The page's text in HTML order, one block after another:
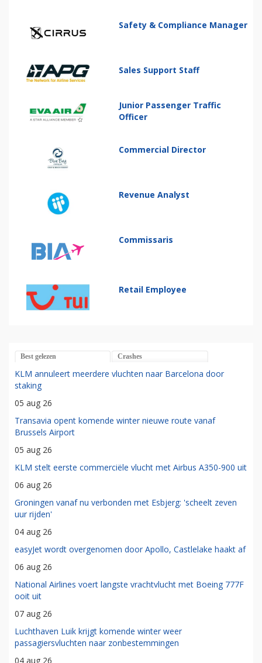
Safety & Compliance Manager
Sales Support Staff
Junior Passenger Traffic
Officer
Commercial Director
Revenue Analyst
Commissaris
Retail Employee
Best gelezen Crashes
KLM annuleert meerdere vluchten naar Barcelona door
staking
05 aug 26
Transavia opent komende winter nieuwe route vanaf
Brussels Airport
05 aug 26
KLM stelt eerste commerciële vlucht met Airbus A350-900 uit
06 aug 26
Groningen vanaf nu verbonden met Esbjerg: 'scheelt zeven
uur rijden'
04 aug 26
easyJet wordt overgenomen door Apollo, Castlelake haakt af
06 aug 26
National Airlines voert langste vrachtvlucht met Boeing 777F
ooit uit
07 aug 26
Luchthaven Luik krijgt komende winter weer
passagiersvluchten naar zonbestemmingen
04 aug 26